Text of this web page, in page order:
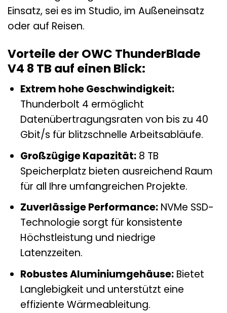
Einsatz, sei es im Studio, im Außeneinsatz
oder auf Reisen.
Vorteile der OWC ThunderBlade
V4 8 TB auf einen Blick:
Extrem hohe Geschwindigkeit:
Thunderbolt 4 ermöglicht
Datenübertragungsraten von bis zu 40
Gbit/s für blitzschnelle Arbeitsabläufe.
Großzügige Kapazität:8 TB
Speicherplatz bieten ausreichend Raum
für all Ihre umfangreichen Projekte.
Zuverlässige Performance:NVMe SSD-
Technologie sorgt für konsistente
Höchstleistung und niedrige
Latenzzeiten.
Robustes Aluminiumgehäuse:Bietet
Langlebigkeit und unterstützt eine
effiziente Wärmeableitung.